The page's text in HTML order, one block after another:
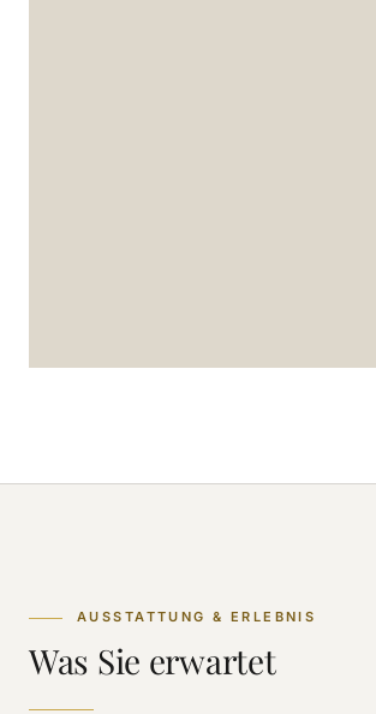
AUSSTATTUNG & ERLEBNIS
Was Sie erwartet